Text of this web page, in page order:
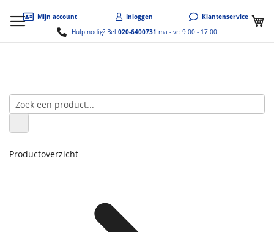
Mijn account Inloggen Klantenservice
Hulp nodig? Bel 020-6400731 ma - vr: 9.00 - 17.00
Productoverzicht